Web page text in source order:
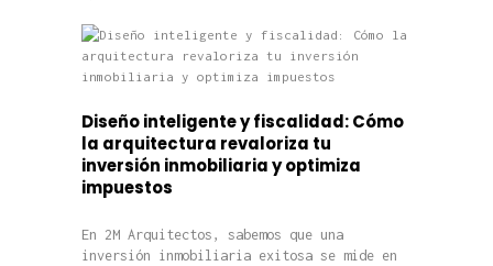
Diseño inteligente y fiscalidad: Cómo
la arquitectura revaloriza tu
inversión inmobiliaria y optimiza
impuestos
En 2M Arquitectos, sabemos que una
inversión inmobiliaria exitosa se mide en